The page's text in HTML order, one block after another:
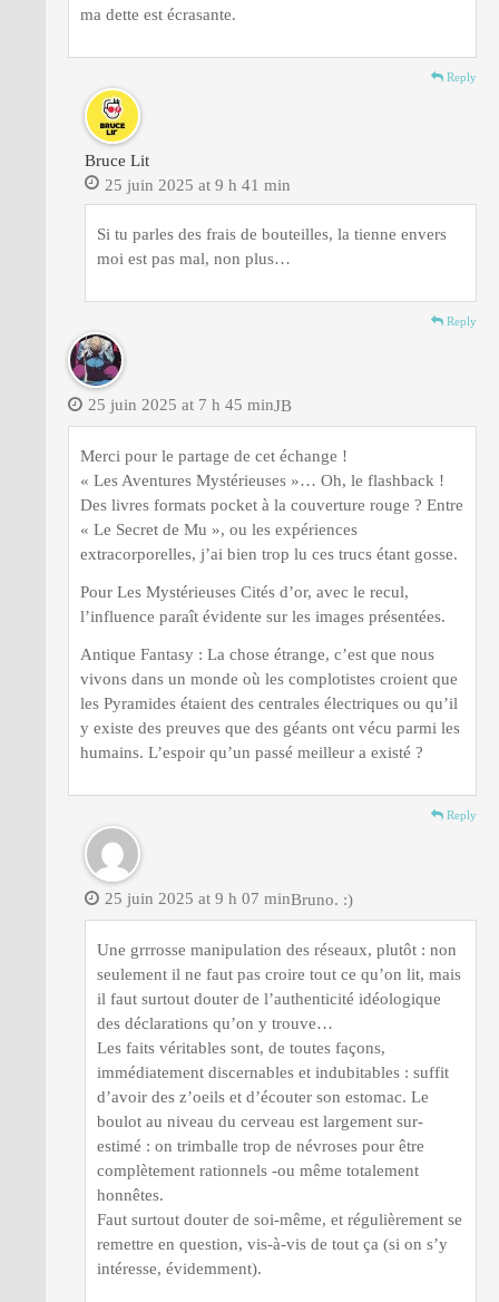
ma dette est écrasante.
Reply
Bruce Lit
25 juin 2025 at 9 h 41 min
Si tu parles des frais de bouteilles, la tienne envers
moi est pas mal, non plus…
Reply
JB
25 juin 2025 at 7 h 45 min
Merci pour le partage de cet échange !
« Les Aventures Mystérieuses »… Oh, le flashback !
Des livres formats pocket à la couverture rouge ? Entre
« Le Secret de Mu », ou les expériences
extracorporelles, j’ai bien trop lu ces trucs étant gosse.
Pour Les Mystérieuses Cités d’or, avec le recul,
l’influence paraît évidente sur les images présentées.
Antique Fantasy : La chose étrange, c’est que nous
vivons dans un monde où les complotistes croient que
les Pyramides étaient des centrales électriques ou qu’il
y existe des preuves que des géants ont vécu parmi les
humains. L’espoir qu’un passé meilleur a existé ?
Reply
Bruno. :)
25 juin 2025 at 9 h 07 min
Une grrrosse manipulation des réseaux, plutôt : non
seulement il ne faut pas croire tout ce qu’on lit, mais
il faut surtout douter de l’authenticité idéologique
des déclarations qu’on y trouve…
Les faits véritables sont, de toutes façons,
immédiatement discernables et indubitables : suffit
d’avoir des z’oeils et d’écouter son estomac. Le
boulot au niveau du cerveau est largement sur-
estimé : on trimballe trop de névroses pour être
complètement rationnels -ou même totalement
honnêtes.
Faut surtout douter de soi-même, et régulièrement se
remettre en question, vis-à-vis de tout ça (si on s’y
intéresse, évidemment).